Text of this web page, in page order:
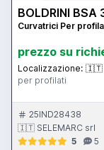
BOLDRINI BSA
Curvatrici Per
prezzo su
Localizzazione: 🇮🇹
per profilati
25IND28438
🇮🇹 SELEMARC srl
5
5